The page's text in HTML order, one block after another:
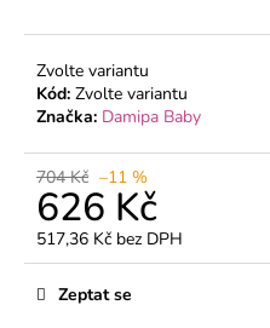
Zvolte variantu
Kód: Zvolte variantu
Značka: Damipa Baby
704 Kč –11 %
626 Kč
517,36 Kč bez DPH
Měrná
cena:Zeptat se
r
u
u
e
m
KOJENECKÉ
POLODUPAČKY